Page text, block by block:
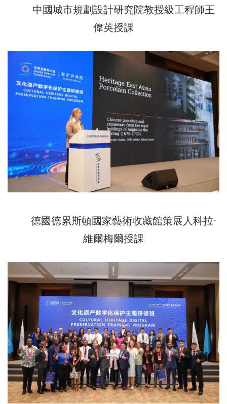
中國城市規劃設計研究院教授級工程師王
偉英授課
德國德累斯頓國家藝術收藏館策展人科拉·
維爾梅爾授課